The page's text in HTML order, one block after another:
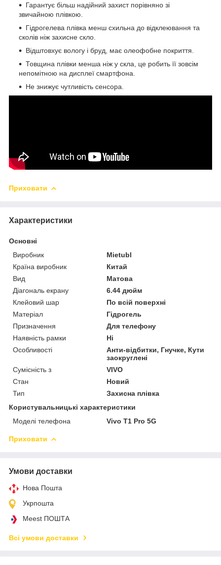
Гарантує більш надійний захист порівняно зі
звичайною плівкою.
Гідрогелева плівка менш схильна до відклеювання та
сколів ніж захисне скло.
Відштовхує вологу і бруд, має олеофобне покриття.
Товщина плівки менша ніж у скла, це робить її зовсім
непомітною на дисплеї смартфона.
Не знижує чутливість сенсора.
Приховати
Характеристики
Основні
Виробник
Mietubl
Країна виробник
Китай
Вид
Матова
Діагональ екрану
6.44 дюйм
Клейовий шар
По всій поверхні
Матеріал
Гідрогель
Призначення
Для телефону
Наявність рамки
Ні
Особливості
Анти-відбитки, Гнучке, Кути
заокруглені
Сумісність з
VIVO
Стан
Новий
Тип
Захисна плівка
Користувальницькі характеристики
Моделі телефона
Vivo T1 Pro 5G
Приховати
Умови доставки
Нова Пошта
Укрпошта
Meest ПОШТА
Всі умови доставки